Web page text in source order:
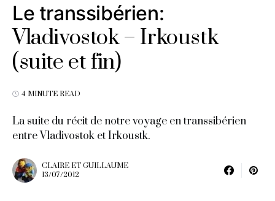
Le transsibérien:
Vladivostok – Irkoustk
(suite et fin)
4 MINUTE READ
La suite du récit de notre voyage en transsibérien
entre Vladivostok et Irkoustk.
CLAIRE ET GUILLAUME
13/07/2012